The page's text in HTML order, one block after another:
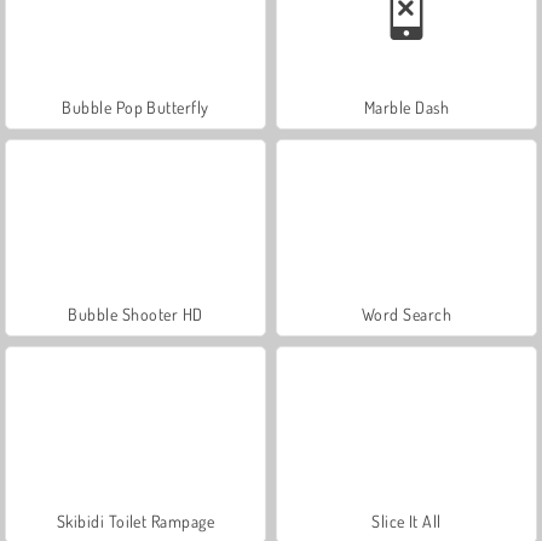
Bubble Pop Butterfly Marble Dash
Bubble Shooter HD Word Search
Skibidi Toilet Rampage Slice It All